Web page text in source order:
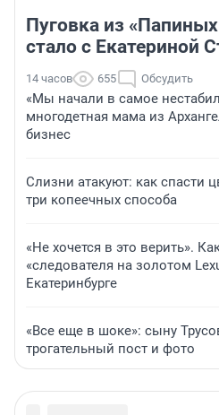
Пуговка из
стало с Екатериной
14 часов 655 Обсудить
«Мы начали в самое
многодетная мама из
бизнес
Слизни атакуют: как спасти
три копеечных способа
«Не хочется в это верить».
«следователя на золотом
Екатеринбурге
«Все еще в шоке»: сыну
трогательный пост и фото